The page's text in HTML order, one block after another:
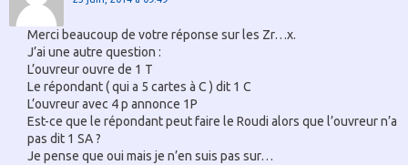
Merci beaucoup de votre réponse sur les Zr…x.
J’ai une autre question :
L’ouvreur ouvre de 1 T
Le répondant ( qui a 5 cartes à C ) dit 1 C
L’ouvreur avec 4 p annonce 1P
Est-ce que le répondant peut faire le Roudi alors que l’ouvreur n’a
pas dit 1 SA ?
Je pense que oui mais je n’en suis pas sur…